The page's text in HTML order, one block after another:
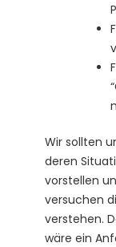
Wir sollten
deren
vorstellen
versuchen
verstehen.
wäre ein